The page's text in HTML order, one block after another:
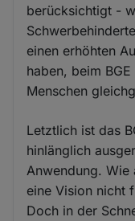
berücksichtigt -
einen erhöhten
haben, beim
Menschen
Letztlich ist das
hinlänglich
Anwendung. Wie
eine Vision nicht
Doch in der